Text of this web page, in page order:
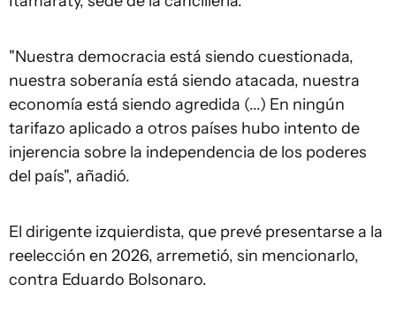
"Nuestra democracia está siendo cuestionada,
nuestra soberanía está siendo atacada, nuestra
economía está siendo agredida (...) En ningún
tarifazo aplicado a otros países hubo intento de
injerencia sobre la independencia de los poderes
del país", añadió.
El dirigente izquierdista, que prevé presentarse a la
reelección en 2026, arremetió, sin mencionarlo,
contra Eduardo Bolsonaro.